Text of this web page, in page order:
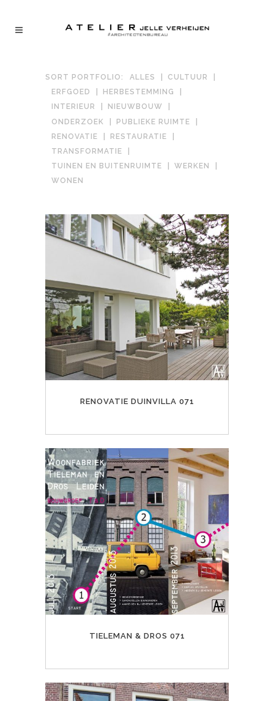
SORT PORTFOLIO: ALLES
CULTUUR
ERFGOED
HERBESTEMMING
INTERIEUR
NIEUWBOUW
ONDERZOEK
PUBLIEKE RUIMTE
RENOVATIE
RESTAURATIE
TRANSFORMATIE
TUINEN EN BUITENRUIMTE
WERKEN
WONEN
RENOVATIE DUINVILLA 071
TIELEMAN & DROS 071